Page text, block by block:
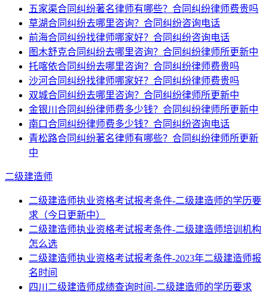
五家渠合同纠纷著名律师有哪些？合同纠纷律师费贵吗
草湖合同纠纷去哪里咨询？合同纠纷咨询电话
前海合同纠纷找律师哪家好？合同纠纷咨询电话
图木舒克合同纠纷去哪里咨询？合同纠纷律师所更新中
托喀依合同纠纷去哪里咨询？合同纠纷律师费贵吗
沙河合同纠纷找律师哪家好？合同纠纷律师费贵吗
双城合同纠纷去哪里咨询？合同纠纷律师所更新中
金银川合同纠纷律师费多少钱？合同纠纷律师所更新中
南口合同纠纷律师费多少钱？合同纠纷咨询电话
青松路合同纠纷著名律师有哪些？合同纠纷律师所更新
中
二级建造师
二级建造师执业资格考试报考条件-二级建造师的学历要
求（今日更新中）
二级建造师执业资格考试报考条件-二级建造师培训机构
怎么选
二级建造师执业资格考试报考条件-2023年二级建造师报
名时间
四川二级建造师成绩查询时间-二级建造师的学历要求